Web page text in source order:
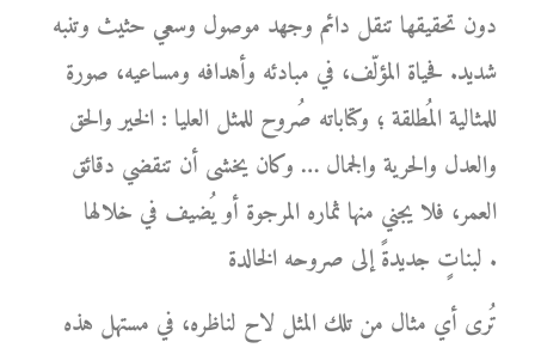
دون تحقيقها تنقل دائم وجهد موصول وسعي حثيث وتنبه
شديد. فحياة المؤلّف، في مبادئه وأهدافه ومساعيه، صورة
للمثالية المُطلقة ؛ وكتاباته صُروح للمثل العليا : الخير والحق
والعدل والحرية والجمال … وكان يخشى أن تنقضي دقائق
العمر، فلا يجني منها ثماره المرجوة أو يُضيف في خلالها
لبناتٍ جديدةً إلى صروحه الخالدة .
تُرى أي مثال من تلك المثل لاح لناظره، في مستهل هذه